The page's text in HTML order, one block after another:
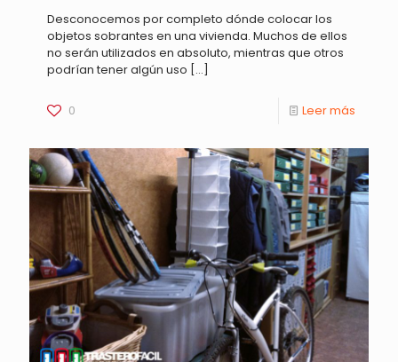
Desconocemos por completo dónde colocar los
objetos sobrantes en una vivienda. Muchos de ellos
no serán utilizados en absoluto, mientras que otros
podrían tener algún uso […]
0 Leer más